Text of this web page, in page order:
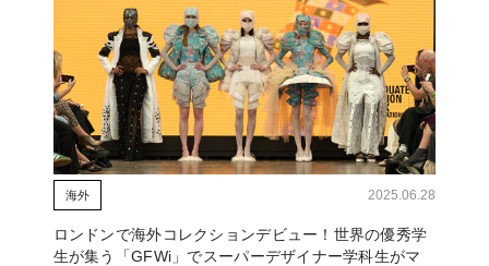
海外 2025.06.28
ロンドンで海外コレクションデビュー！世界の優秀学
生が集う「GFWi」でスーパーデザイナー学科生がマ